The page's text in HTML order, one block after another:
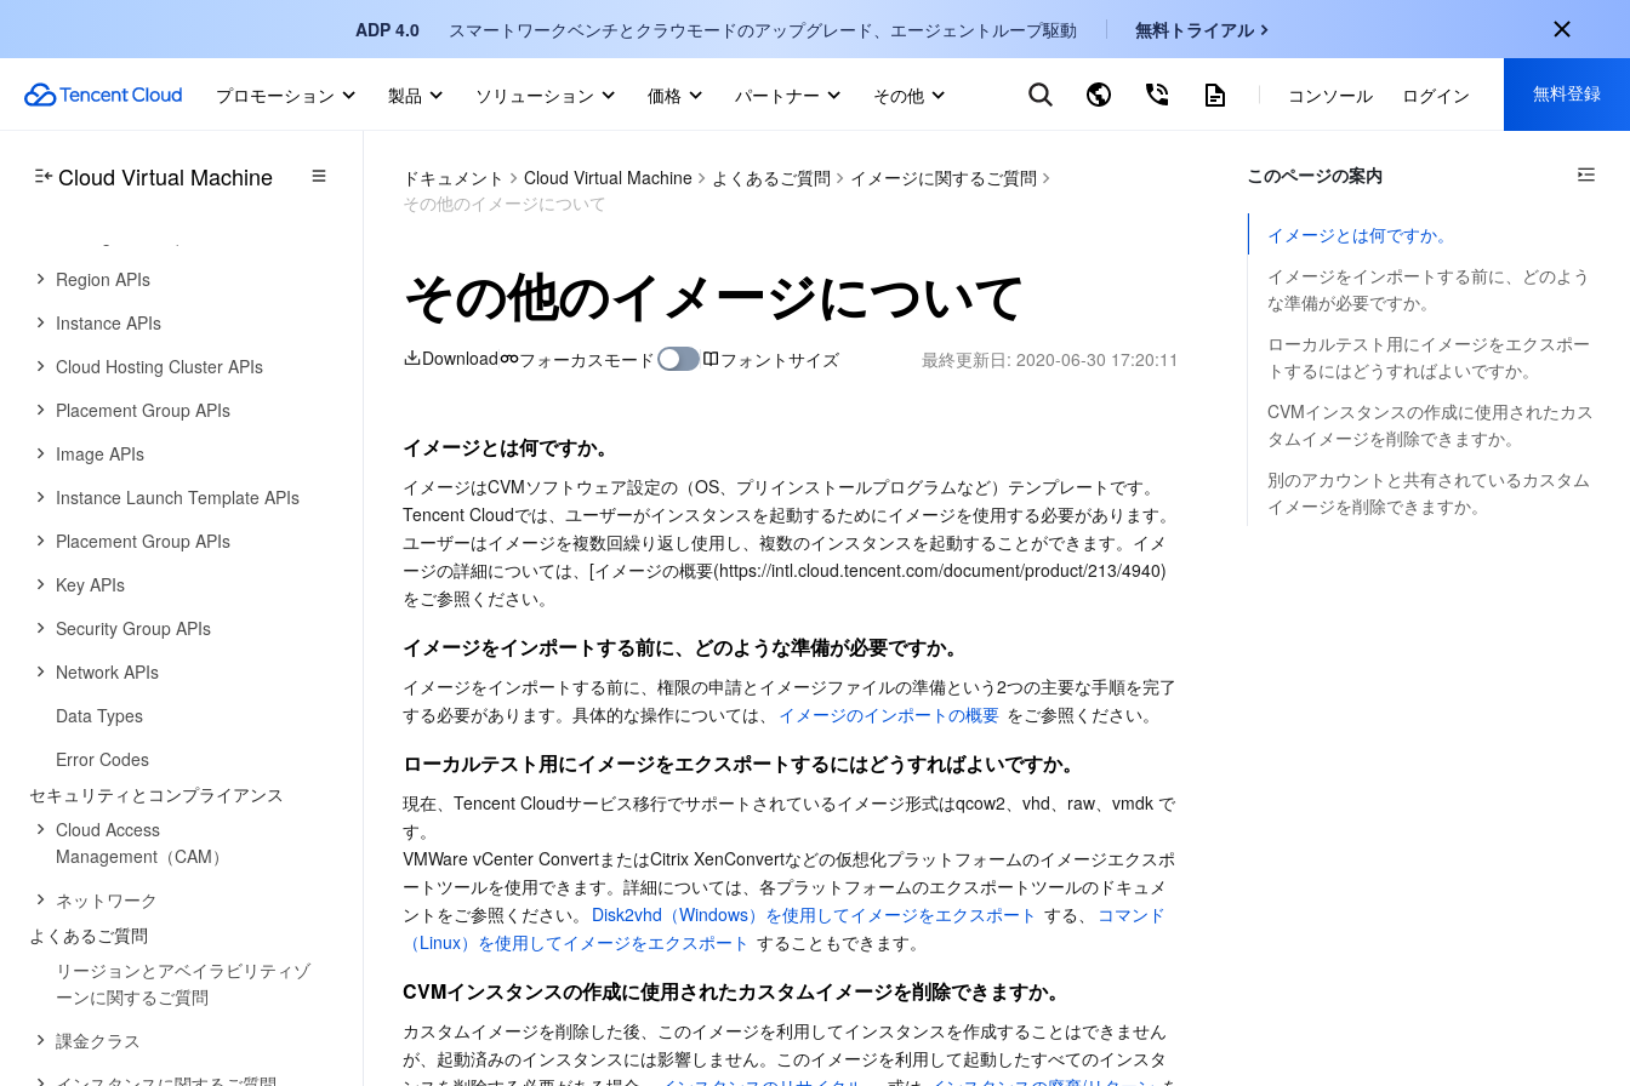
ADP 4.0 スマートワークベンチとクラウモードのアップグレード、エージェントループ駆動 無料トライアル
プロモーション 製品 ソリューション 価格 パートナー その他
マーケットプレイス
キーワードで検索
日本語
中国站
简体中文
コンソール ログイン 無料登録
登録して以下の特典を獲得：
30種類以上の製品が無料体験可能
新規登録限定の特別割引
新製品の先行体験
無料で体験する
Cloud Virtual Machine
History
API Category
Region APIs
Instance APIs
Cloud Hosting Cluster APIs
Placement Group APIs
Image APIs
Instance Launch Template APIs
Placement Group APIs
Key APIs
Security Group APIs
Network APIs
Data Types
Error Codes
セキュリティとコンプライアンス
Cloud Access
Management（CAM）
ネットワーク
よくあるご質問
リージョンとアベイラビリティゾ
ーンに関するご質問
課金クラス
ドキュメント Cloud Virtual Machine よくあるご質問
イメージに関するご質問
その他のイメージについて
その他のイメージについて
Download フォーカスモード フォントサイズ 最終更新日: 2020-06-30 17:20:11
イメージとは何ですか。
イメージはCVMソフトウェア設定の（OS、プリインストールプログラムなど）テンプレートです。
Tencent Cloudでは、ユーザーがインスタンスを起動するためにイメージを使用する必要があります。
ユーザーはイメージを複数回繰り返し使用し、複数のインスタンスを起動することができます。イメ
ージの詳細については、[イメージの概要(https://intl.cloud.tencent.com/document/product/213/4940)
をご参照ください。
イメージをインポートする前に、どのような準備が必要ですか。
イメージをインポートする前に、権限の申請とイメージファイルの準備という2つの主要な手順を完了
する必要があります。具体的な操作については、
イメージのインポートの概要 をご参照ください。
ローカルテスト用にイメージをエクスポートするにはどうすればよいですか。
現在、Tencent Cloudサービス移行でサポートされているイメージ形式はqcow2、vhd、raw、vmdk で
す。
VMWare vCenter ConvertまたはCitrix XenConvertなどの仮想化プラットフォームのイメージエクスポ
ートツールを使用できます。詳細については、各プラットフォームのエクスポートツールのドキュメ
ントをご参照ください。 Disk2vhd（Windows）を使用してイメージをエクスポート する、
コマンド
（Linux）を使用してイメージをエクスポート することもできます。
CVMインスタンスの作成に使用されたカスタムイメージを削除できますか。
カスタムイメージを削除した後、このイメージを利用してインスタンスを作成することはできません
が、起動済みのインスタンスには影響しません。このイメージを利用して起動したすべてのインスタ
このページの案内
イメージとは何ですか。
イメージをインポートする前に、どのよう
な準備が必要ですか。
ローカルテスト用にイメージをエクスポー
トするにはどうすればよいですか。
CVMインスタンスの作成に使用されたカス
タムイメージを削除できますか。
別のアカウントと共有されているカスタム
イメージを削除できますか。